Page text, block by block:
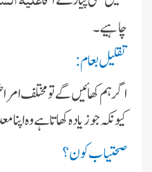
چاہىے۔
تقلىل طعام:
اگر ہم کھائىں گے تو مختلف
کىونکہ جو زىادہ کھاتا ہے وہ اپنا
صحتىاب کون ؟